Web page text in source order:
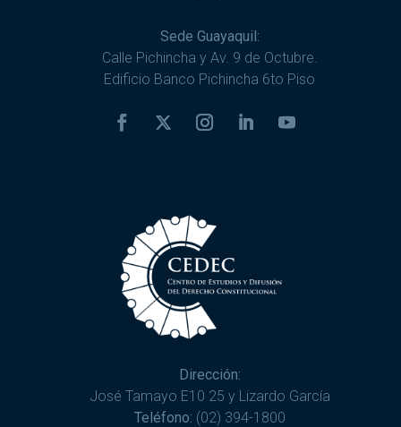
Sede Guayaquil:
Calle Pichincha y Av. 9 de Octubre.
Edificio Banco Pichincha 6to Piso
Dirección:
José Tamayo E10 25 y Lizardo García
Teléfono: (02) 394-1800